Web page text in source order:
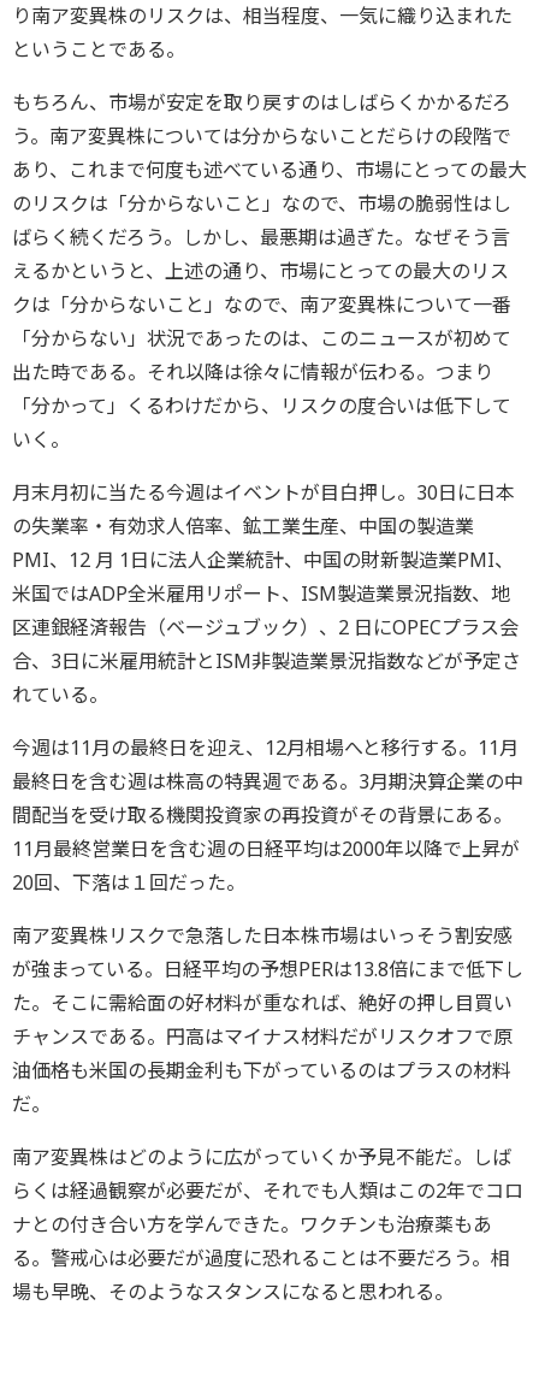
り南ア変異株のリスクは、相当程度、一気に織り込まれた
ということである。
もちろん、市場が安定を取り戻すのはしばらくかかるだろ
う。南ア変異株については分からないことだらけの段階で
あり、これまで何度も述べている通り、市場にとっての最大
のリスクは「分からないこと」なので、市場の脆弱性はし
ばらく続くだろう。しかし、最悪期は過ぎた。なぜそう言
えるかというと、上述の通り、市場にとっての最大のリス
クは「分からないこと」なので、南ア変異株について一番
「分からない」状況であったのは、このニュースが初めて
出た時である。それ以降は徐々に情報が伝わる。つまり
「分かって」くるわけだから、リスクの度合いは低下して
いく。
月末月初に当たる今週はイベントが目白押し。30日に日本
の失業率・有効求人倍率、鉱工業生産、中国の製造業
PMI、12 月 1日に法人企業統計、中国の財新製造業PMI、
米国ではADP全米雇用リポート、ISM製造業景況指数、地
区連銀経済報告（ベージュブック）、2 日にOPECプラス会
合、3日に米雇用統計とISM非製造業景況指数などが予定さ
れている。
今週は11月の最終日を迎え、12月相場へと移行する。11月
最終日を含む週は株高の特異週である。3月期決算企業の中
間配当を受け取る機関投資家の再投資がその背景にある。
11月最終営業日を含む週の日経平均は2000年以降で上昇が
20回、下落は１回だった。
南ア変異株リスクで急落した日本株市場はいっそう割安感
が強まっている。日経平均の予想PERは13.8倍にまで低下し
た。そこに需給面の好材料が重なれば、絶好の押し目買い
チャンスである。円高はマイナス材料だがリスクオフで原
油価格も米国の長期金利も下がっているのはプラスの材料
だ。
南ア変異株はどのように広がっていくか予見不能だ。しば
らくは経過観察が必要だが、それでも人類はこの2年でコロ
ナとの付き合い方を学んできた。ワクチンも治療薬もあ
る。警戒心は必要だが過度に恐れることは不要だろう。相
場も早晩、そのようなスタンスになると思われる。